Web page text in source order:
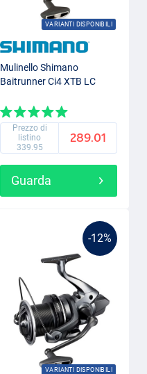
VARIANTI DISPONIBILI
Mulinello Shimano
Baitrunner Ci4 XTB LC
Prezzo di
listino
339.95
289.01
Guarda
-12%
VARIANTI DISPONIBILI